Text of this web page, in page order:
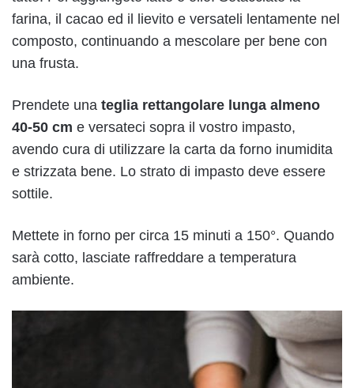
farina, il cacao ed il lievito e versateli lentamente nel
composto, continuando a mescolare per bene con
una frusta.
Prendete una teglia rettangolare lunga almeno
40-50 cm e versateci sopra il vostro impasto,
avendo cura di utilizzare la carta da forno inumidita
e strizzata bene. Lo strato di impasto deve essere
sottile.
Mettete in forno per circa 15 minuti a 150°. Quando
sarà cotto, lasciate raffreddare a temperatura
ambiente.